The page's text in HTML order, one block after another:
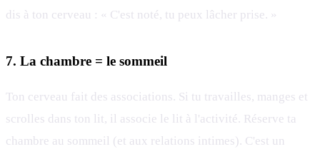
dis à ton cerveau : « C'est noté, tu peux lâcher prise. »
7. La chambre = le sommeil
Ton cerveau fait des associations. Si tu travailles, manges et
scrolles dans ton lit, il associe le lit à l'activité. Réserve ta
chambre au sommeil (et aux relations intimes). C'est un